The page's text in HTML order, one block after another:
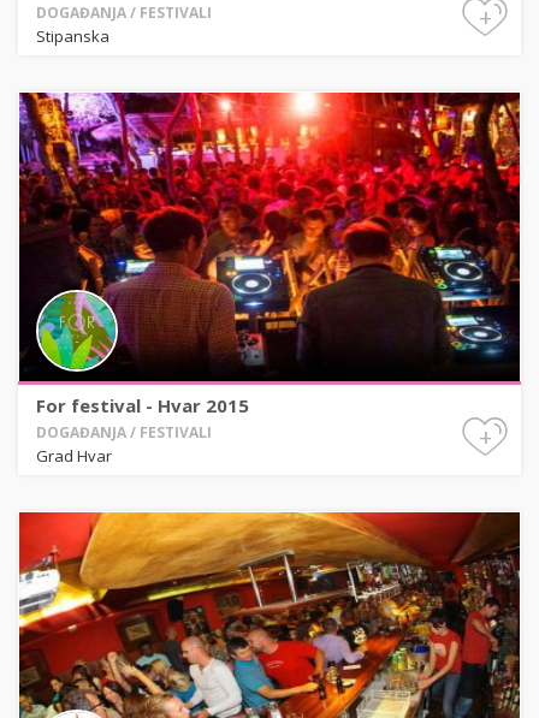
DOGAĐANJA / FESTIVALI
Stipanska
+
For festival - Hvar 2015
DOGAĐANJA / FESTIVALI
Grad Hvar
+